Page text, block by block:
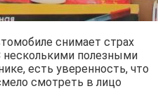
снимает страх
полезными
есть уверенность, что
смотреть в лицо